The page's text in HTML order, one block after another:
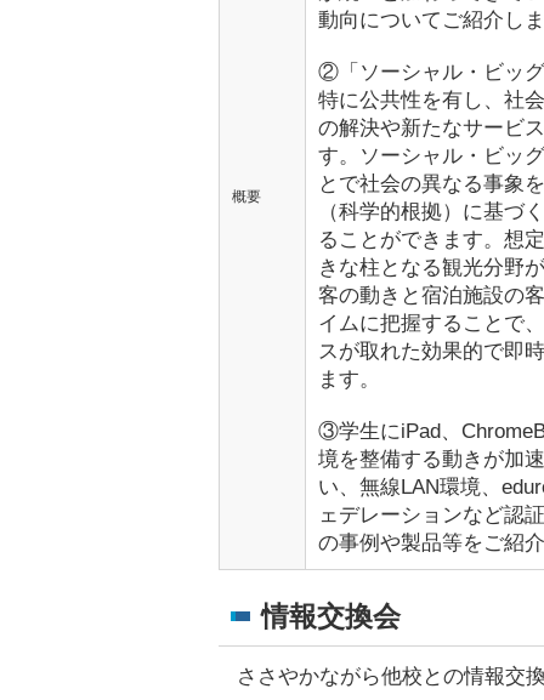
概要
動向についてご紹介し
②「ソーシャル・ビッ
特に公共性を有し、社
の解決や新たなサービ
す。ソーシャル・ビッ
とで社会の異なる事象
（科学的根拠）に基づ
ることができます。想
きな柱となる観光分野
客の動きと宿泊施設の
イムに把握することで
スが取れた効果的で即
ます。
③学生にiPad、
境を整備する動きが加
い、無線LAN環境、
ェデレーションなど認
の事例や製品等をご紹
情報交換会
ささやかながら他校との情報交